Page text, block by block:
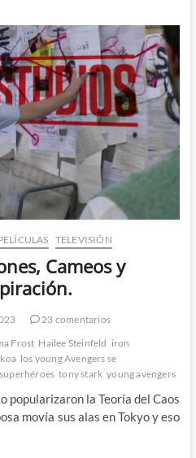
TELEVISIÓN
Cameos y
23 comentarios
Frost Hailee Steinfeld iron
los young Avengers se
superhéroes tony stark young avengers
popularizaron la Teoría del Caos
movía sus alas en Tokyo y eso